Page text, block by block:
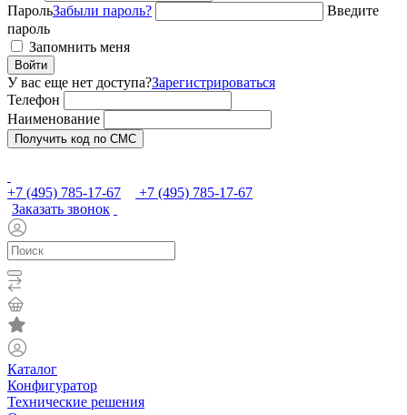
ПарольЗабыли пароль?
Введите
пароль
Запомнить меня
Войти
У вас еще нет доступа?Зарегистрироваться
Телефон
Наименование
Получить код по СМС
+7 (495) 785-17-67
+7 (495) 785-17-67
Заказать звонок
Каталог
Конфигуратор
Технические решения